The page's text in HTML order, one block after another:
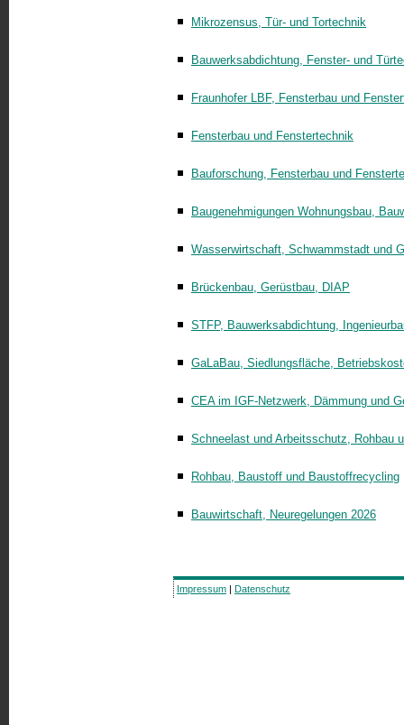
Mikrozensus, Tür- und Tortechnik
Bauwerksabdichtung, Fenster- und
Fraunhofer LBF, Fensterbau und
Fensterbau und Fenstertechnik
Bauforschung, Fensterbau und
Baugenehmigungen Wohnungsbau,
Wasserwirtschaft, Schwammstadt und
Brückenbau, Gerüstbau, DIAP
STFP, Bauwerksabdichtung,
GaLaBau, Siedlungsfläche,
CEA im IGF-Netzwerk, Dämmung und
Schneelast und Arbeitsschutz, Rohbau
Rohbau, Baustoff und Baustoffrecycling
Bauwirtschaft, Neuregelungen 2026
Impressum | Datenschutz